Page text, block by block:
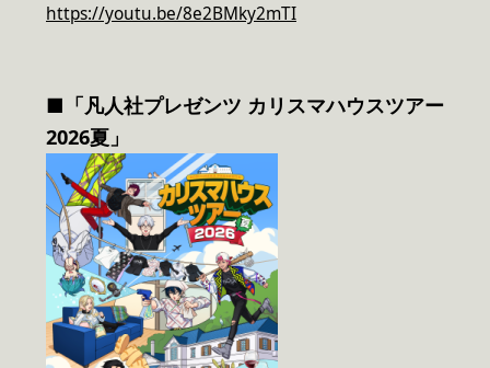
https://youtu.be/8e2BMky2mTI
■「凡人社プレゼンツ カリスマハウスツアー
2026夏」